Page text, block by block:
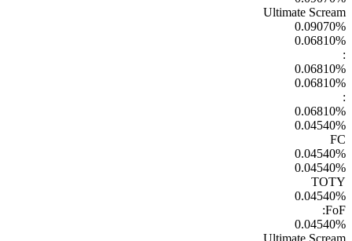
Ultimate Scream
0.09070%
0.06810%
:
0.06810%
0.06810%
:
0.06810%
0.04540%
FC
0.04540%
0.04540%
TOTY
0.04540%
FoF:
0.04540%
Ultimate Scream